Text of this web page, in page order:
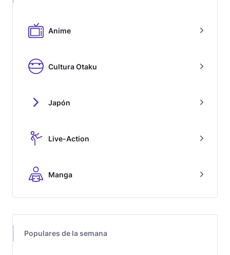
Anime
Cultura Otaku
Japón
Live-Action
Manga
Populares de la semana